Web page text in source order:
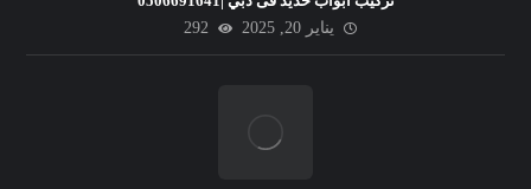
يناير 20, 2025
292